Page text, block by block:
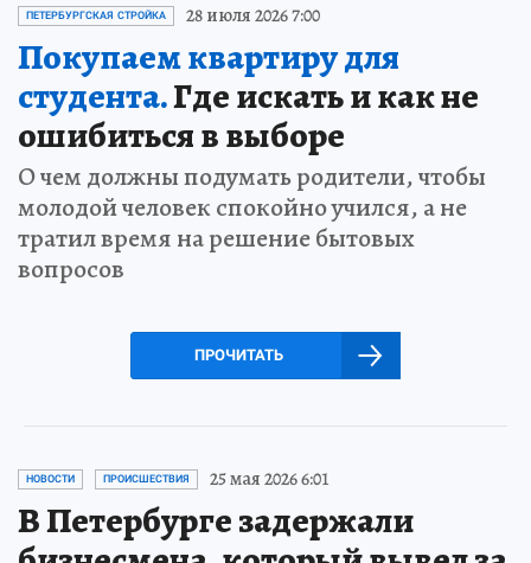
ПЕТЕРБУРГСКАЯ СТРОЙКА 28 июля 2026 7:00
Покупаем квартиру для
студента.Где искать и как не
ошибиться в выборе
О чем должны подумать родители, чтобы
молодой человек спокойно учился, а не
тратил время на решение бытовых
вопросов
ПРОЧИТАТЬ
НОВОСТИ ПРОИСШЕСТВИЯ 25 мая 2026 6:01
В Петербурге задержали